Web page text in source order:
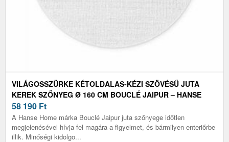
VILÁGOSSZÜRKE KÉTOLDALAS-KÉZI SZÖVÉSŰ JUTA
KEREK SZŐNYEG Ø 160 CM BOUCLÉ JAIPUR – HANSE
HOME
58 190 Ft
A Hanse Home márka Bouclé Jaipur juta szőnyege időtlen
megjelenésével hívja fel magára a figyelmet, és bármilyen enteriőrbe
illik. Minőségi kidolgo...